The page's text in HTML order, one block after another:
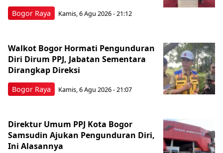
Bogor Raya Kamis, 6 Agu 2026 - 21:12
Bogor Raya
Walkot Bogor Hormati Pengunduran
Diri Dirum PPJ, Jabatan Sementara
Dirangkap Direksi
Kamis, 6 Agu 2026 - 21:07
Direktur Umum PPJ Kota Bogor
Samsudin Ajukan Pengunduran Diri,
Ini Alasannya